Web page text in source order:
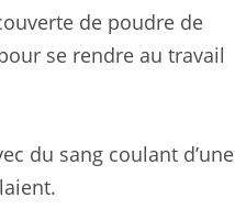
de poudre de
se rendre au travail
du sang coulant d’une